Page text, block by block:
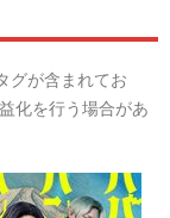
グが含まれてお
化を行う場合があ